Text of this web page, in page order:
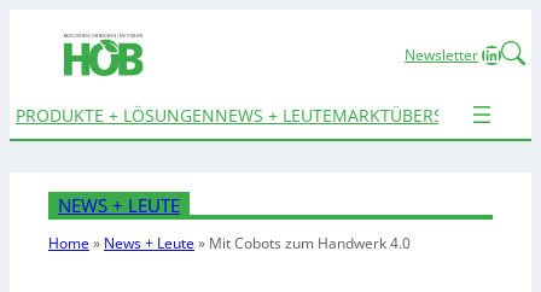
Newsletter
PRODUKTE + LÖSUNGENNEWS + LEUTEMARKTÜBERSICHTEN
NEWS + LEUTE
Home» News + Leute» Mit Cobots zum Handwerk 4.0